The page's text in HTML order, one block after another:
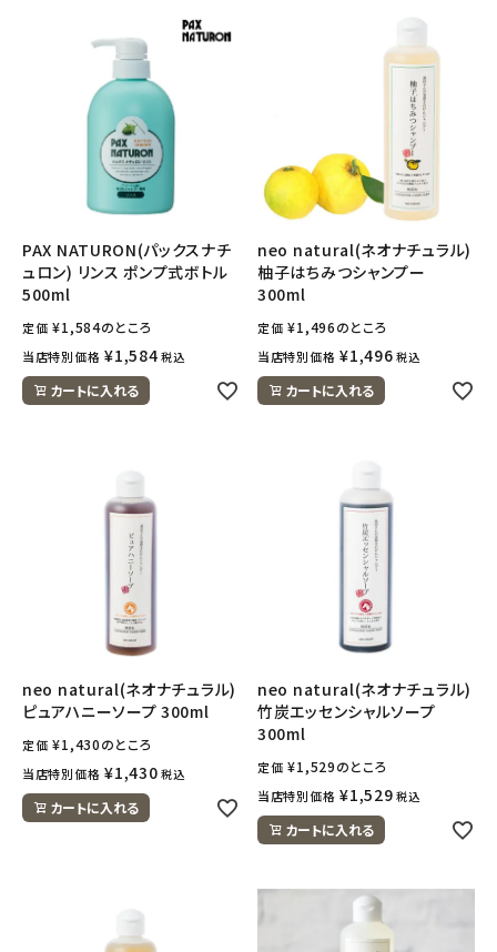
PAX NATURON(パックスナチ
ュロン) リンス ポンプ式ボトル
500ml
定価 ¥1,584のところ
当店特別価格 ¥1,584 税込
カートに入れる
neo natural(ネオナチュラル)
柚子はちみつシャンプー
300ml
定価 ¥1,496のところ
当店特別価格 ¥1,496 税込
カートに入れる
neo natural(ネオナチュラル)
ピュアハニーソープ 300ml
定価 ¥1,430のところ
当店特別価格 ¥1,430 税込
カートに入れる
neo natural(ネオナチュラル)
竹炭エッセンシャルソープ
300ml
定価 ¥1,529のところ
当店特別価格 ¥1,529 税込
カートに入れる